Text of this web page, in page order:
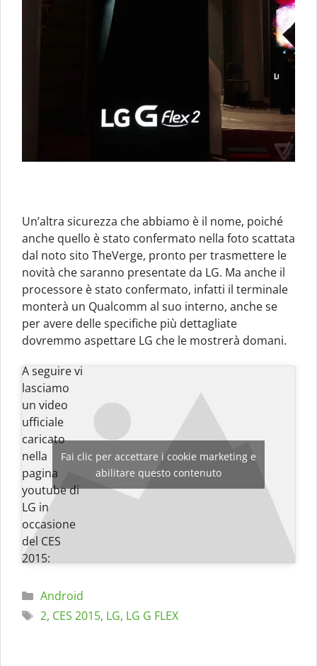
Un’altra sicurezza che abbiamo è il nome, poiché
anche quello è stato confermato nella foto scattata
dal noto sito TheVerge, pronto per trasmettere le
novità che saranno presentate da LG. Ma anche il
processore è stato confermato, infatti il terminale
monterà un Qualcomm al suo interno, anche se
per avere delle specifiche più dettagliate
dovremmo aspettare LG che le mostrerà domani.
A seguire vi
lasciamo
un video
ufficiale
caricato
nella
pagina
youtube di
LG in
occasione
del CES
2015:
Fai clic per accettare i cookie marketing e
abilitare questo contenuto
Categorie
Android
Tag
2, CES 2015, LG, LG G FLEX